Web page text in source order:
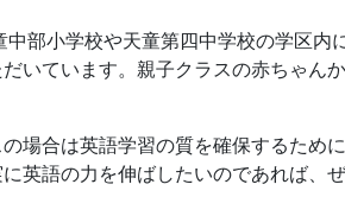
部小学校や天童第四中学校の学区内
いています。親子クラスの赤ちゃん
場合は英語学習の質を確保するために
英語の力を伸ばしたいのであれば、